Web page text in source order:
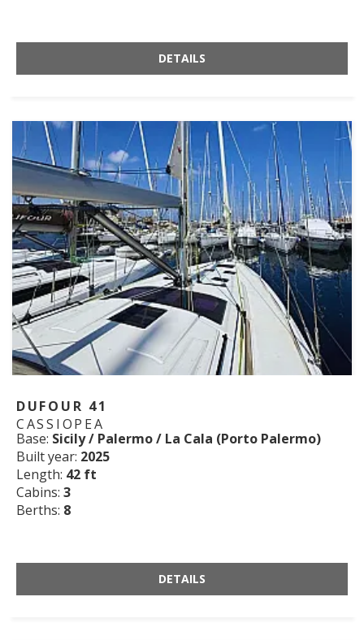
DETAILS
DUFOUR 41
CASSIOPEA
Base: Sicily / Palermo / La Cala (Porto Palermo)
Built year: 2025
Length: 42 ft
Cabins: 3
Berths: 8
DETAILS